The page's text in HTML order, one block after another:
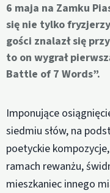
6 maja na Zamku
się nie tylko
gości znalazł się
to on wygrał
Battle of 7 Words”.
Imponujące
siedmiu słów, na
poetyckie
ramach rewanżu,
mieszkaniec innego